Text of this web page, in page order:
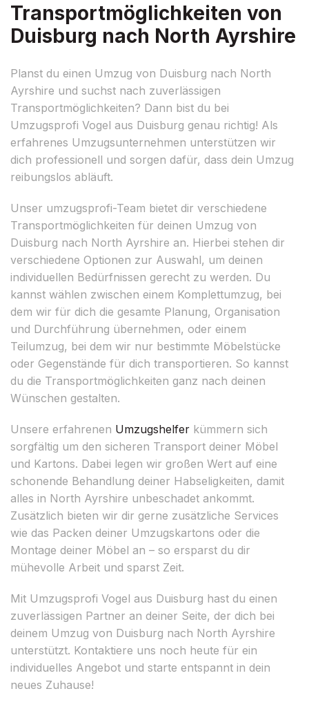
Transportmöglichkeiten von
Duisburg nach North Ayrshire
Planst du einen Umzug von Duisburg nach North
Ayrshire und suchst nach zuverlässigen
Transportmöglichkeiten? Dann bist du bei
Umzugsprofi Vogel aus Duisburg genau richtig! Als
erfahrenes Umzugsunternehmen unterstützen wir
dich professionell und sorgen dafür, dass dein Umzug
reibungslos abläuft.
Unser umzugsprofi-Team bietet dir verschiedene
Transportmöglichkeiten für deinen Umzug von
Duisburg nach North Ayrshire an. Hierbei stehen dir
verschiedene Optionen zur Auswahl, um deinen
individuellen Bedürfnissen gerecht zu werden. Du
kannst wählen zwischen einem Komplettumzug, bei
dem wir für dich die gesamte Planung, Organisation
und Durchführung übernehmen, oder einem
Teilumzug, bei dem wir nur bestimmte Möbelstücke
oder Gegenstände für dich transportieren. So kannst
du die Transportmöglichkeiten ganz nach deinen
Wünschen gestalten.
Unsere erfahrenen Umzugshelfer kümmern sich
sorgfältig um den sicheren Transport deiner Möbel
und Kartons. Dabei legen wir großen Wert auf eine
schonende Behandlung deiner Habseligkeiten, damit
alles in North Ayrshire unbeschadet ankommt.
Zusätzlich bieten wir dir gerne zusätzliche Services
wie das Packen deiner Umzugskartons oder die
Montage deiner Möbel an – so ersparst du dir
mühevolle Arbeit und sparst Zeit.
Mit Umzugsprofi Vogel aus Duisburg hast du einen
zuverlässigen Partner an deiner Seite, der dich bei
deinem Umzug von Duisburg nach North Ayrshire
unterstützt. Kontaktiere uns noch heute für ein
individuelles Angebot und starte entspannt in dein
neues Zuhause!